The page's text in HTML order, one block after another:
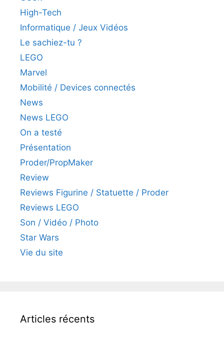
High-Tech
Informatique / Jeux Vidéos
Le sachiez-tu ?
LEGO
Marvel
Mobilité / Devices connectés
News
News LEGO
On a testé
Présentation
Proder/PropMaker
Review
Reviews Figurine / Statuette / Proder
Reviews LEGO
Son / Vidéo / Photo
Star Wars
Vie du site
Articles récents